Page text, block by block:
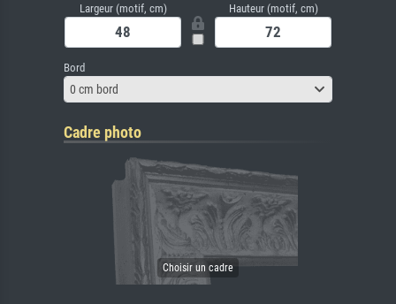
Largeur (motif, cm) Hauteur (motif, cm)
Bord
0 cm bord
Cadre photo